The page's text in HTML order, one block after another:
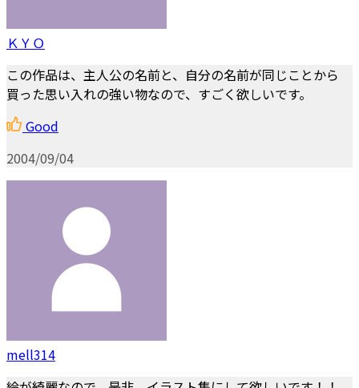
ＫＹＯ
この作品は、主人公の名前と、自分の名前が同じことから
買った思い入れの強い物なので、すごく欲しいです。
Good
2004/09/04
mell314